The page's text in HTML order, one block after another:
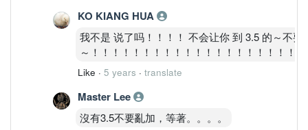
KO KIANG HUA
我不是 说了吗！！！！ 不会让你 到 3.5 的～不
～！！！！！！！！！！！！！！！！！！！！
Like · 5 years · translate
Master Lee
沒有3.5不要亂加，等著。。。。